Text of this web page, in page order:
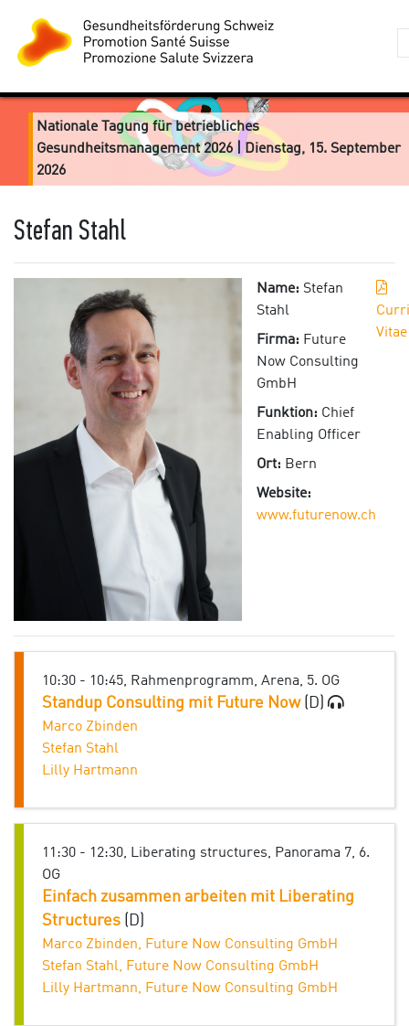
Nationale Tagung für betriebliches
Gesundheitsmanagement 2026 | Dienstag, 15. September
2026
Stefan Stahl
Name: Stefan
Stahl
Firma: Future
Now Consulting
GmbH
Funktion: Chief
Enabling Officer
Ort: Bern
Website:
www.futurenow.ch
Vitae
10:30 - 10:45, Rahmenprogramm, Arena, 5. OG
Standup Consulting mit Future Now (D)
Marco Zbinden
Stefan Stahl
Lilly Hartmann
11:30 - 12:30, Liberating structures, Panorama 7, 6.
OG
Einfach zusammen arbeiten mit Liberating
Structures (D)
Marco Zbinden, Future Now Consulting GmbH
Stefan Stahl, Future Now Consulting GmbH
Lilly Hartmann, Future Now Consulting GmbH